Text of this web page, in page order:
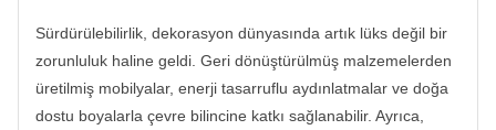
Sürdürülebilirlik, dekorasyon dünyasında artık lüks değil bir
zorunluluk haline geldi. Geri dönüştürülmüş malzemelerden
üretilmiş mobilyalar, enerji tasarruflu aydınlatmalar ve doğa
dostu boyalarla çevre bilincine katkı sağlanabilir. Ayrıca,